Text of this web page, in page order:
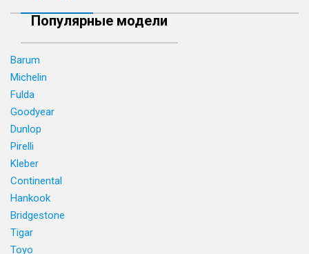
Популярные модели
Barum
Michelin
Fulda
Goodyear
Dunlop
Pirelli
Kleber
Continental
Hankook
Bridgestone
Tigar
Toyo